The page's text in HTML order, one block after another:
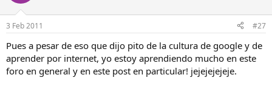
3 Feb 2011 #27
Pues a pesar de eso que dijo pito de la cultura de google y de
aprender por internet, yo estoy aprendiendo mucho en este
foro en general y en este post en particular! jejejejejeje.